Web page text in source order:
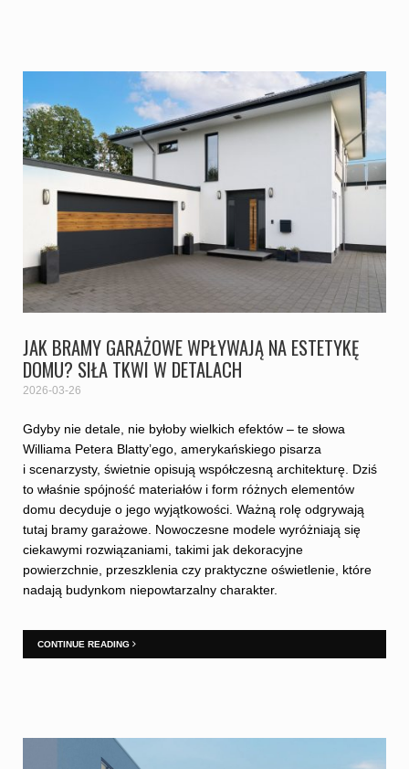
JAK BRAMY GARAŻOWE WPŁYWAJĄ NA ESTETYKĘ
DOMU? SIŁA TKWI W DETALACH
2026-03-26
Gdyby nie detale, nie byłoby wielkich efektów – te słowa
Williama Petera Blatty’ego, amerykańskiego pisarza
i scenarzysty, świetnie opisują współczesną architekturę. Dziś
to właśnie spójność materiałów i form różnych elementów
domu decyduje o jego wyjątkowości. Ważną rolę odgrywają
tutaj bramy garażowe. Nowoczesne modele wyróżniają się
ciekawymi rozwiązaniami, takimi jak dekoracyjne
powierzchnie, przeszklenia czy praktyczne oświetlenie, które
nadają budynkom niepowtarzalny charakter.
CONTINUE READING